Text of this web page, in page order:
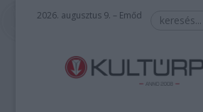
2026. augusztus 9. – Emőd